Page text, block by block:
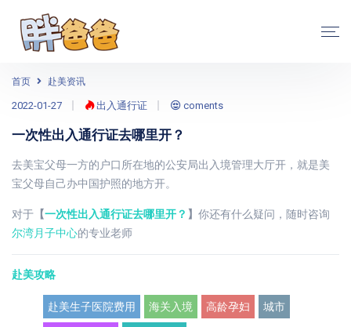
首页 赴美资讯
2022-01-27 出入通行证 coments
一次性出入通行证去哪里开？
去美宝父母一方的户口所在地的公安局出入境管理大厅开，就是美
宝父母自己办中国护照的地方开。
对于 【一次性出入通行证去哪里开？ 】 你还有什么疑问，随时咨询
尔湾月子中心的专业老师
赴美攻略
赴美生子医院费用 海关入境 高龄孕妇 城市